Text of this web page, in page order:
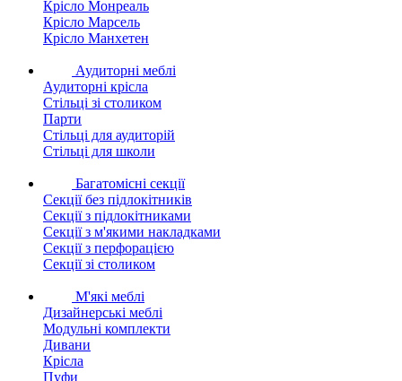
Крісло Монреаль
Крісло Марсель
Крісло Манхетен
Аудиторні меблі
Аудиторні крісла
Стільці зі столиком
Парти
Стільці для аудиторій
Стільці для школи
Багатомісні секції
Секції без підлокітників
Секції з підлокітниками
Секції з м'якими накладками
Секції з перфорацією
Секції зі столиком
М'які меблі
Дизайнерські меблі
Модульні комплекти
Дивани
Крісла
Пуфи